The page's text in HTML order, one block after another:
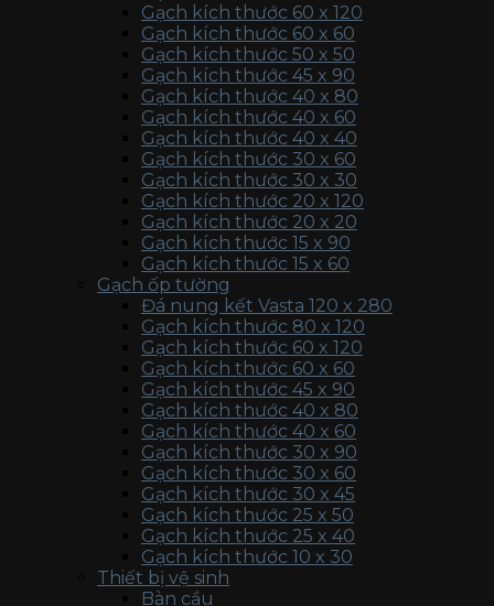
Gạch kích thước 60 x 120
Gạch kích thước 60 x 60
Gạch kích thước 50 x 50
Gạch kích thước 45 x 90
Gạch kích thước 40 x 80
Gạch kích thước 40 x 60
Gạch kích thước 40 x 40
Gạch kích thước 30 x 60
Gạch kích thước 30 x 30
Gạch kích thước 20 x 120
Gạch kích thước 20 x 20
Gạch kích thước 15 x 90
Gạch kích thước 15 x 60
Gạch ốp tường
Đá nung kết Vasta 120 x 280
Gạch kích thước 80 x 120
Gạch kích thước 60 x 120
Gạch kích thước 60 x 60
Gạch kích thước 45 x 90
Gạch kích thước 40 x 80
Gạch kích thước 40 x 60
Gạch kích thước 30 x 90
Gạch kích thước 30 x 60
Gạch kích thước 30 x 45
Gạch kích thước 25 x 50
Gạch kích thước 25 x 40
Gạch kích thước 10 x 30
Thiết bị vệ sinh
Bàn cầu